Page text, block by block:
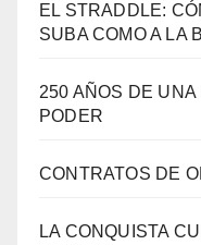
EL STRADDLE:
SUBA COMO A LA
250 AÑOS DE UNA
PODER
CONTRATOS DE
LA CONQUISTA